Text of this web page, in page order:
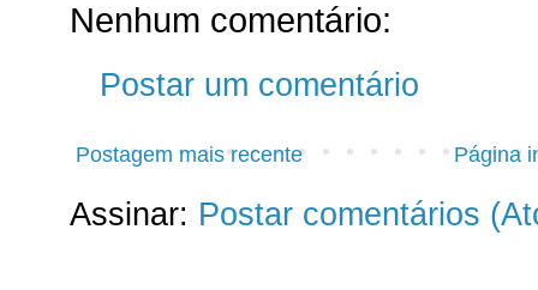
Nenhum comentário:
Postar um comentário
Postagem mais recente Página
Assinar: Postar comentários